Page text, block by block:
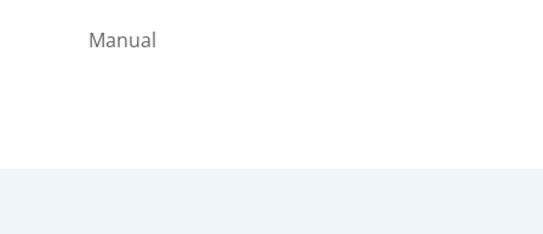
Manual